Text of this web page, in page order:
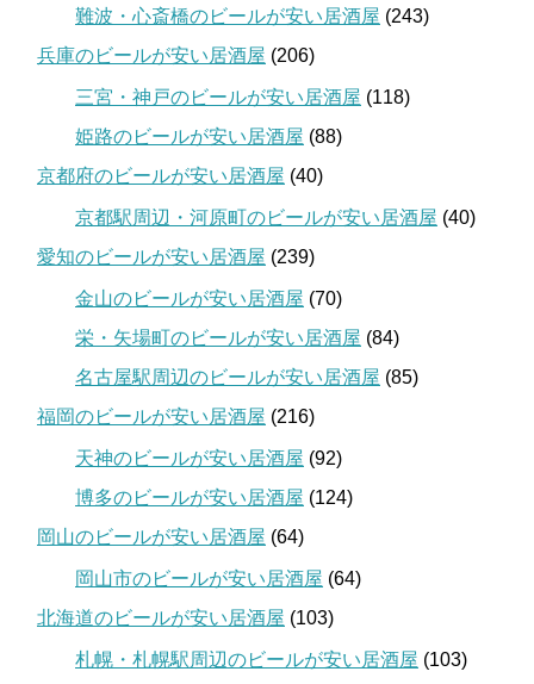
難波・心斎橋のビールが安い居酒屋 (243)
兵庫のビールが安い居酒屋 (206)
三宮・神戸のビールが安い居酒屋 (118)
姫路のビールが安い居酒屋 (88)
京都府のビールが安い居酒屋 (40)
京都駅周辺・河原町のビールが安い居酒屋 (40)
愛知のビールが安い居酒屋 (239)
金山のビールが安い居酒屋 (70)
栄・矢場町のビールが安い居酒屋 (84)
名古屋駅周辺のビールが安い居酒屋 (85)
福岡のビールが安い居酒屋 (216)
天神のビールが安い居酒屋 (92)
博多のビールが安い居酒屋 (124)
岡山のビールが安い居酒屋 (64)
岡山市のビールが安い居酒屋 (64)
北海道のビールが安い居酒屋 (103)
札幌・札幌駅周辺のビールが安い居酒屋 (103)